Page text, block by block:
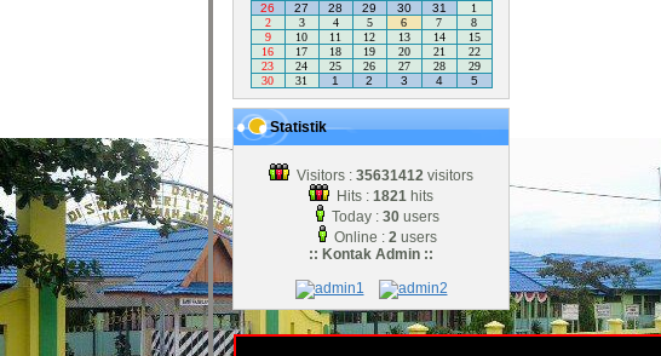
26 27 28 29 30 31
1
2
3 4 5 6 7
8
9
10 11 12 13 14
15
16
17 18 19 20 21
22
23
24 25 26 27 28
29
30
31 1 2 3 4 5
Statistik
Visitors : 35631412 visitors
Hits : 1821 hits
Today : 30users
Online : 2users
:: Kontak Admin ::